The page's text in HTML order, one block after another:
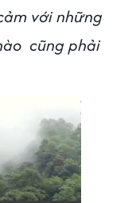
với những
cũng phải